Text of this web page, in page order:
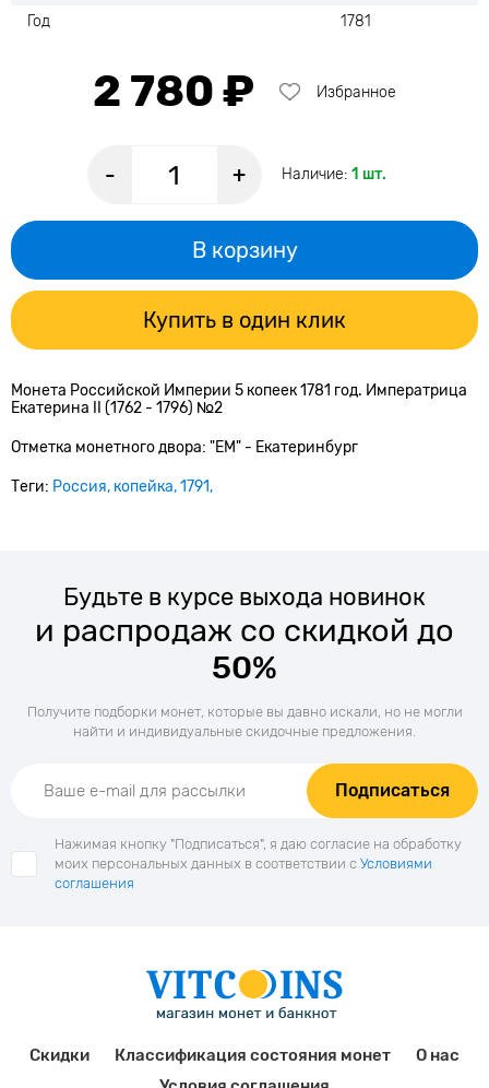
Год
1781
2 780 ₽ Избранное
- + Наличие: 1 шт.
В корзину
Купить в один клик
Монета Российской Империи 5 копеек 1781 год. Императрица
Екатерина II (1762 - 1796) №2
Отметка монетного двора: "ЕМ" - Екатеринбург
Теги: Россия копейка 1791
Будьте в курсе выхода новинок
и распродаж со скидкой до
50%
Получите подборки монет, которые вы давно искали, но не могли
найти и индивидуальные скидочные предложения.
Подписаться
Нажимая кнопку "Подписаться", я даю согласие на обработку
моих персональных данных в соответствии с Условиями
соглашения
Скидки Классификация состояния монет
О нас